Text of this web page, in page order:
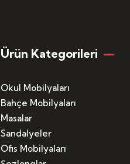
Ürün Kategorileri
Okul Mobilyaları
Bahçe Mobilyaları
Masalar
Sandalyeler
Ofis Mobilyaları